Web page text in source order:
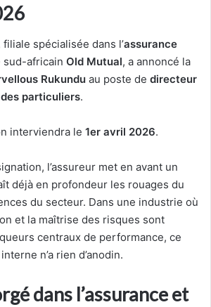
filiale spécialisée dans l’assurance
sud-africain Old Mutual, a annoncé la
Rukundu au poste de directeur
particuliers.
interviendra le 1er avril 2026.
l’assureur met en avant un
déjà en profondeur les rouages du
du secteur. Dans une industrie où
et la maîtrise des risques sont
centraux de performance, ce
n’a rien d’anodin.
dans l’assurance et